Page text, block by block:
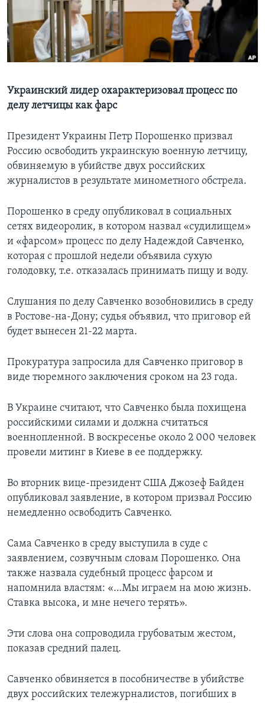
Learning English
СОЦИАЛЬНЫЕ СЕТИ
Языки
Украинский лидер охарактеризовал процесс по
делу летчицы как фарс
Президент Украины Петр Порошенко призвал
Россию освободить украинскую военную летчицу,
обвиняемую в убийстве двух российских
журналистов в результате минометного обстрела.
Порошенко в среду опубликовал в социальных
сетях видеоролик, в котором назвал «судилищем»
и «фарсом» процесс по делу Надеждой Савченко,
которая с прошлой недели объявила сухую
голодовку, т.е. отказалась принимать пищу и воду.
Слушания по делу Савченко возобновились в среду
в Ростове-на-Дону; судья объявил, что приговор ей
будет вынесен 21-22 марта.
Прокуратура запросила для Савченко приговор в
виде тюремного заключения сроком на 23 года.
В Украине считают, что Савченко была похищена
российскими силами и должна считаться
военнопленной. В воскресенье около 2 000 человек
провели митинг в Киеве в ее поддержку.
Во вторник вице-президент США Джозеф Байден
опубликовал заявление, в котором призвал Россию
немедленно освободить Савченко.
Сама Савченко в среду выступила в суде с
заявлением, созвучным словам Порошенко. Она
также назвала судебный процесс фарсом и
напомнила властям: «…Мы играем на мою жизнь.
Ставка высока, и мне нечего терять».
Эти слова она сопроводила грубоватым жестом,
показав средний палец.
Савченко обвиняется в пособничестве в убийстве
двух российских тележурналистов, погибших в